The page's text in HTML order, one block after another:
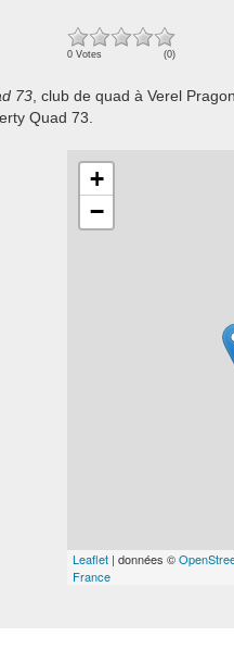
0 Votes (0)
73 , club de quad à Verel
Quad 73.
+
−
Leaflet | données ©
France